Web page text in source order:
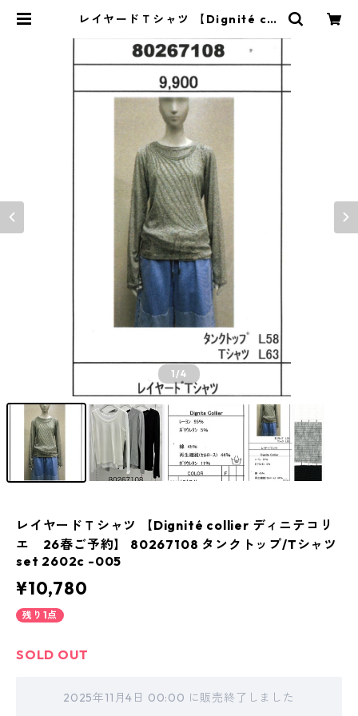
レイヤードＴシャツ 【Dignité col
約】 80267108 タンクトップ/Tシ
ャツset 2602c -005 | BlueOnio
n
1/4
レイヤードＴシャツ 【Dignité collier ディニテコリ
エ 26春ご予約】 80267108 タンクトップ/Tシャツ
set 2602c -005
¥10,780
残り1点
SOLD OUT
2025年11月4日 00:00 に販売終了しました